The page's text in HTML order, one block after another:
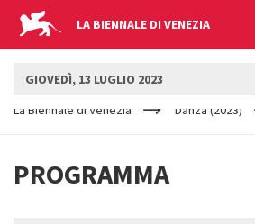
LA BIENNALE DI VENEZIA
ARE
La Biennale di Venezia Danza (2023)
PROGRAMMA
GIOVEDÌ, 13 LUGLIO 2023